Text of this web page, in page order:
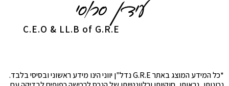
C.E.O & LL.B of G.R.E
*כל המידע המוצג באתר G.R.E נדל"ן יווני הינו מידע ראשוני ובסיסי בלבד.